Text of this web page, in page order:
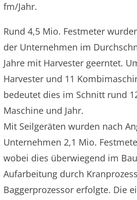
fm/Jahr.
Rund 4,5 Mio. Festmeter
der Unternehmen im
Jahre mit Harvester geerntet.
Harvester und 11
bedeutet dies im Schnitt rund
Maschine und Jahr.
Mit Seilgeräten wurden nach
Unternehmen 2,1 Mio.
wobei dies überwiegend im
Aufarbeitung durch
Baggerprozessor erfolgte. Die